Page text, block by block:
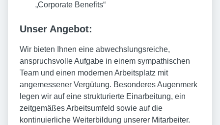
„Corporate Benefits“
Unser Angebot:
Wir bieten Ihnen eine abwechslungsreiche,
anspruchsvolle Aufgabe in einem sympathischen
Team und einen modernen Arbeitsplatz mit
angemessener Vergütung. Besonderes Augenmerk
legen wir auf eine strukturierte Einarbeitung, ein
zeitgemäßes Arbeitsumfeld sowie auf die
kontinuierliche Weiterbildung unserer Mitarbeiter.